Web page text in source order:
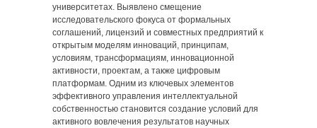
университетах. Выявлено смещение
исследовательского фокуса от формальных
соглашений, лицензий и совместных предприятий к
открытым моделям инноваций, принципам,
условиям, трансформациям, инновационной
активности, проектам, а также цифровым
платформам. Одним из ключевых элементов
эффективного управления интеллектуальной
собственностью становится создание условий для
активного вовлечения результатов научных